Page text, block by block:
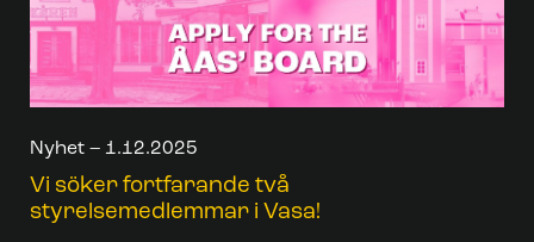
Nyhet – 1.12.2025
Vi söker fortfarande två
styrelsemedlemmar i Vasa!